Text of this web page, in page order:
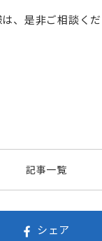
、是非ご相談く
記事一覧
シェア